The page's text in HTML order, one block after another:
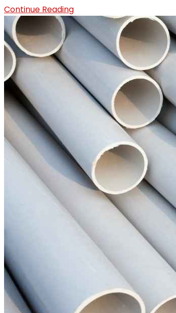
PIPA
OVAL
Continue ReadingMENENTUKAN
TEKANAN
MAKSIMAL
PANDUAN
LENGKAP
DAN
KOMPREHENSIF